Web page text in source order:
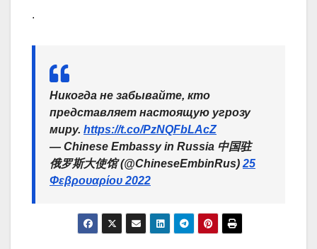
.
Никогда не забывайте, кто
представляет настоящую угрозу
миру. https://t.co/PzNQFbLAcZ
— Chinese Embassy in Russia 中国驻
俄罗斯大使馆 (@ChineseEmbinRus) 25
Φεβρουαρίου 2022